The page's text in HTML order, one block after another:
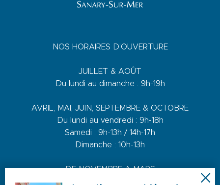
NOS HORAIRES D’OUVERTURE
JUILLET & AOÛT
Du lundi au dimanche : 9h-19h
AVRIL, MAI, JUIN, SEPTEMBRE & OCTOBRE
Du lundi au vendredi : 9h-18h
Samedi : 9h-13h / 14h-17h
Dimanche : 10h-13h
DE NOVEMBRE A MARS
Du lundi au vendredi : 9h-12h30 / 14h-17h30